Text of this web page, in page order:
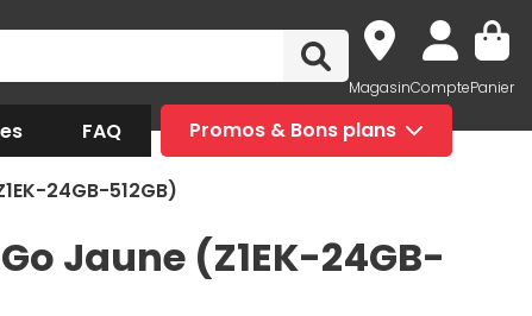
MagasinComptePanier
FAQ Promos & Bons plans
24GB-512GB)
Jaune (Z1EK-24GB-